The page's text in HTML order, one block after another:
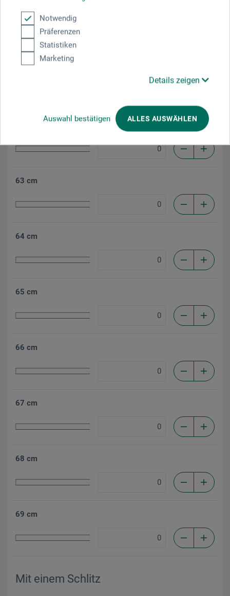
Notwendig
Präferenzen
Statistiken
Marketing
Details zeigen
Auswahl bestätigen ALLES AUSWÄHLEN
60 cm
63 cm
64 cm
65 cm
66 cm
67 cm
68 cm
69 cm
Mit einem Schlitz